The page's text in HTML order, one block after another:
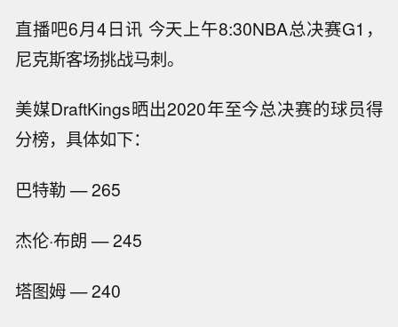
直播吧6月4日讯 今天上午8:30NBA总决赛G1，
尼克斯客场挑战马刺。
美媒DraftKings晒出2020年至今总决赛的球员得
分榜，具体如下：
巴特勒 — 265
杰伦·布朗 — 245
塔图姆 — 240